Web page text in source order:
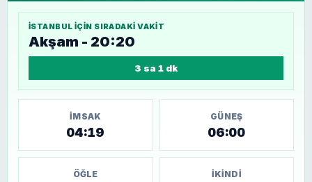
İSTANBUL IÇIN SIRADAKI VAKIT
Akşam - 20:20
3 sa 1 dk
İMSAK
04:19
GÜNEŞ
06:00
ÖĞLE İKINDI